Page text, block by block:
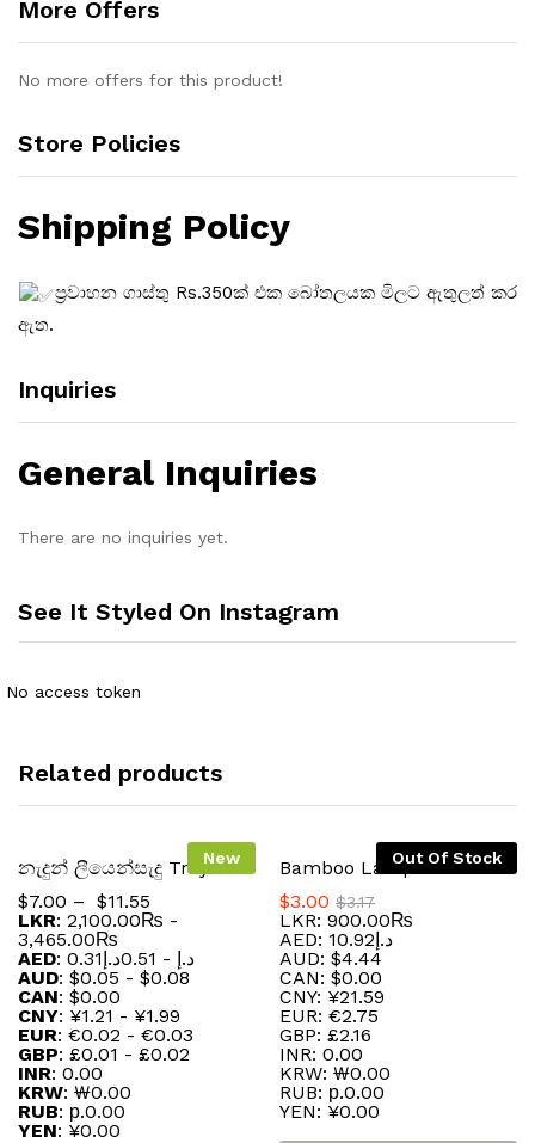
More Offers
No more offers for this product!
Store Policies
Shipping Policy
ප්‍රවාහන ගාස්තු Rs.350ක් එක බෝතලයක මිලට ඇතුලත් කර
ඇත.
Inquiries
General Inquiries
There are no inquiries yet.
See It Styled On Instagram
No access token
Related products
New
නැදුන් ලීයෙන්සැදු Tray
$7.00 – $11.55
LKR: 2,100.00₨ -
3,465.00₨
AED: 0.31د.إ - 0.51د.إ
AUD: $0.05 - $0.08
CAN: $0.00
CNY: ¥1.21 - ¥1.99
EUR: €0.02 - €0.03
GBP: £0.01 - £0.02
INR: ₹0.00
KRW: ₩0.00
RUB: р.0.00
YEN: ¥0.00
Out Of Stock
Bamboo Lampshade
$3.00 $3.17
LKR: 900.00₨
AED:
10.92د.إ
AUD: $4.44
CAN: $0.00
CNY: ¥21.59
EUR: €2.75
GBP: £2.16
INR: ₹0.00
KRW: ₩0.00
RUB: р.0.00
YEN: ¥0.00